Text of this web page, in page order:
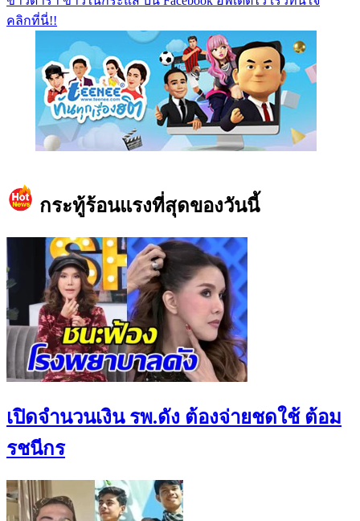
คลิกที่นี่!!
กระทู้ร้อนแรงที่สุดของวันนี้
เปิดจำนวนเงิน รพ.ดัง ต้องจ่ายชดใช้ ต้อม
รชนีกร